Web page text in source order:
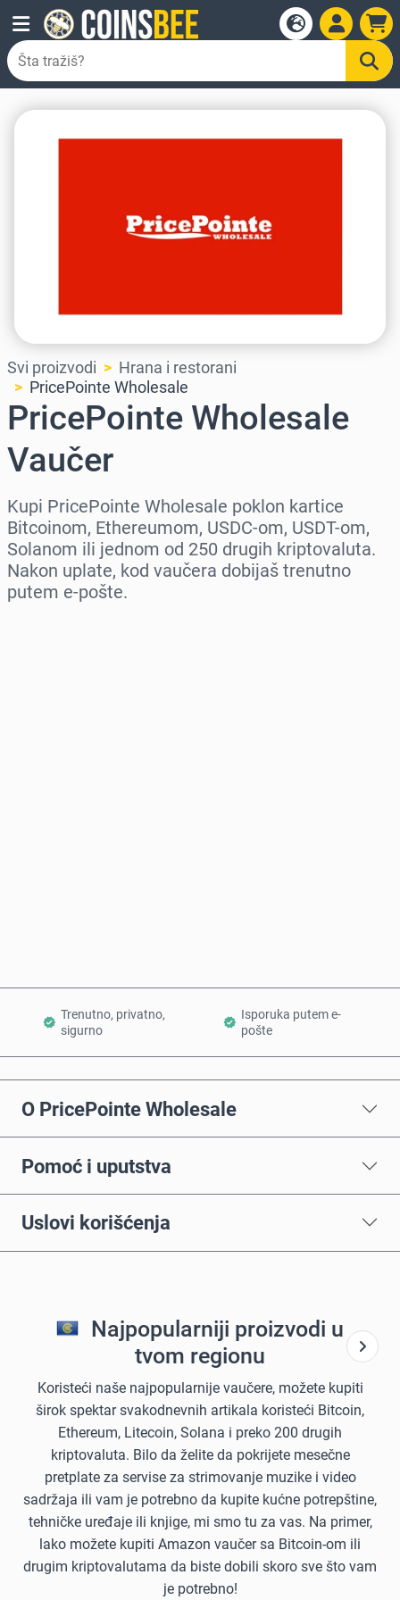
Svi proizvodi
Hrana i restorani
PricePointe Wholesale
PricePointe Wholesale
Vaučer
Kupi PricePointe Wholesale poklon kartice
Bitcoinom, Ethereumom, USDC-om, USDT-om,
Solanom ili jednom od 250 drugih kriptovaluta.
Nakon uplate, kod vaučera dobijaš trenutno
putem e-pošte.
Trenutno, privatno,
sigurno
Isporuka putem e-
pošte
O PricePointe Wholesale
Pomoć i uputstva
Uslovi korišćenja
Najpopularniji proizvodi u
tvom regionu
Koristeći naše najpopularnije vaučere, možete kupiti
širok spektar svakodnevnih artikala koristeći Bitcoin,
Ethereum, Litecoin, Solana i preko 200 drugih
kriptovaluta. Bilo da želite da pokrijete mesečne
pretplate za servise za strimovanje muzike i video
sadržaja ili vam je potrebno da kupite kućne potrepštine,
tehničke uređaje ili knjige, mi smo tu za vas. Na primer,
lako možete kupiti Amazon vaučer sa Bitcoin-om ili
drugim kriptovalutama da biste dobili skoro sve što vam
je potrebno!